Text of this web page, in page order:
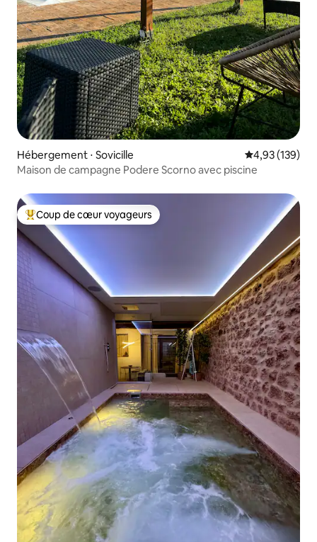
Hébergement ⋅ Sovicille Évaluation
4,93 (139)
Maison de campagne Podere Scorno avec piscine
Coups de cœur voyageurs les plus appréciés
Coup de cœur voyageurs